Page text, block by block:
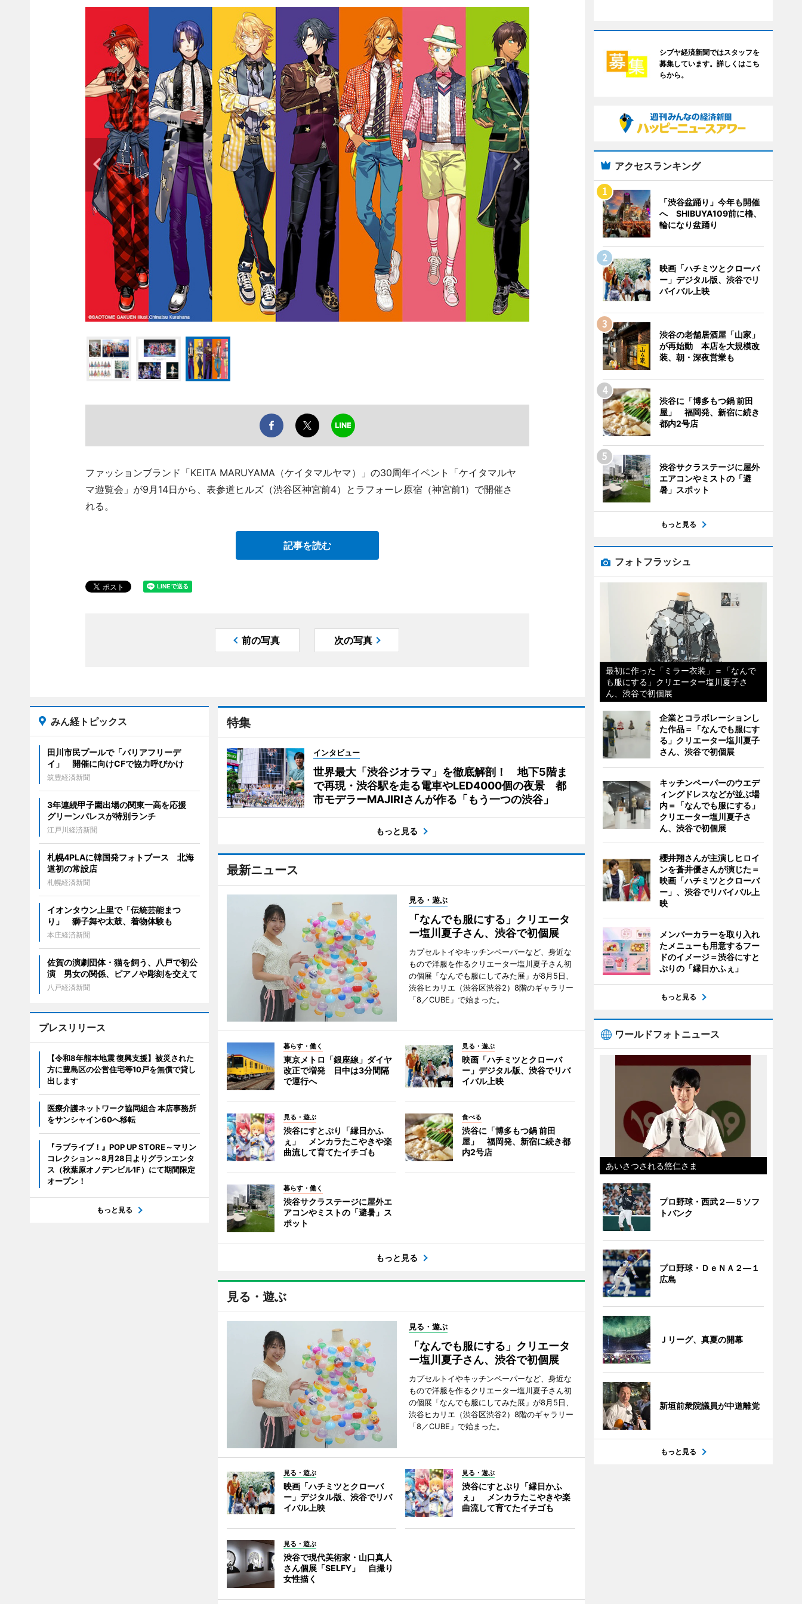
ファッションブランド「KEITA MARUYAMA（ケイタマルヤマ）」の30周年イベント「ケイタマルヤ
マ遊覧会」が9月14日から、表参道ヒルズ（渋谷区神宮前4）とラフォーレ原宿（神宮前1）で開催さ
れる。
記事を読む
前の写真 次の写真
特集
インタビュー
世界最大「渋谷ジオラマ」を徹底解剖！ 地下5階ま
で再現・渋谷駅を走る電車やLED4000個の夜景 都
市モデラーMAJIRIさんが作る「もう一つの渋谷」
もっと見る
最新ニュース
見る・遊ぶ
「なんでも服にする」クリエータ
ー塩川夏子さん、渋谷で初個展
カプセルトイやキッチンペーパーなど、身近な
もので洋服を作るクリエーター塩川夏子さん初
の個展「なんでも服にしてみた展」が8月5日、
渋谷ヒカリエ（渋谷区渋谷2）8階のギャラリー
「8／CUBE」で始まった。
暮らす・働く
東京メトロ「銀座線」ダイヤ
改正で増発 日中は3分間隔
で運行へ
見る・遊ぶ
映画「ハチミツとクローバ
ー」デジタル版、渋谷でリバ
イバル上映
見る・遊ぶ
渋谷にすとぷり「縁日かふ
ぇ」 メンカラたこやきや楽
曲流して育てたイチゴも
食べる
渋谷に「博多もつ鍋 前田
屋」 福岡発、新宿に続き都
内2号店
暮らす・働く
渋谷サクラステージに屋外エ
アコンやミストの「避暑」ス
ポット
もっと見る
見る・遊ぶ
見る・遊ぶ
「なんでも服にする」クリエータ
ー塩川夏子さん、渋谷で初個展
カプセルトイやキッチンペーパーなど、身近な
もので洋服を作るクリエーター塩川夏子さん初
の個展「なんでも服にしてみた展」が8月5日、
渋谷ヒカリエ（渋谷区渋谷2）8階のギャラリー
「8／CUBE」で始まった。
見る・遊ぶ
映画「ハチミツとクローバ
ー」デジタル版、渋谷でリバ
イバル上映
見る・遊ぶ
渋谷にすとぷり「縁日かふ
ぇ」 メンカラたこやきや楽
曲流して育てたイチゴも
見る・遊ぶ
渋谷で現代美術家・山口真人
さん個展「SELFY」 自撮り
女性描く
みん経トピックス
田川市民プールで「バリアフリーデ
イ」 開催に向けCFで協力呼びかけ
筑豊経済新聞
3年連続甲子園出場の関東一高を応援
グリーンパレスが特別ランチ
江戸川経済新聞
札幌4PLAに韓国発フォトブース 北海
道初の常設店
札幌経済新聞
イオンタウン上里で「伝統芸能まつ
り」 獅子舞や太鼓、着物体験も
本庄経済新聞
佐賀の演劇団体・猫を飼う、八戸で初公
演 男女の関係、ピアノや彫刻を交えて
八戸経済新聞
プレスリリース
【令和8年熊本地震 復興支援】被災された
方に豊島区の公営住宅等10戸を無償で貸し
出します
医療介護ネットワーク協同組合 本店事務所
をサンシャイン60へ移転
『ラブライブ！』POP UP STORE～マリン
コレクション～8月28日よりグランエンタ
ス（秋葉原オノデンビル1F）にて期間限定
オープン！
もっと見る
シブヤ経済新聞ではスタッフを
募集しています。詳しくはこち
らから。
アクセスランキング
「渋谷盆踊り」今年も開催
へ SHIBUYA109前に櫓、
輪になり盆踊り
映画「ハチミツとクローバ
ー」デジタル版、渋谷でリ
バイバル上映
渋谷の老舗居酒屋「山家」
が再始動 本店を大規模改
装、朝・深夜営業も
渋谷に「博多もつ鍋 前田
屋」 福岡発、新宿に続き
都内2号店
渋谷サクラステージに屋外
エアコンやミストの「避
暑」スポット
もっと見る
フォトフラッシュ
最初に作った「ミラー衣装」＝「なんで
も服にする」クリエーター塩川夏子さ
ん、渋谷で初個展
企業とコラボレーションし
た作品＝「なんでも服にす
る」クリエーター塩川夏子
さん、渋谷で初個展
キッチンペーパーのウエデ
ィングドレスなどが並ぶ場
内＝「なんでも服にする」
クリエーター塩川夏子さ
ん、渋谷で初個展
櫻井翔さんが主演しヒロイ
ンを蒼井優さんが演じた＝
映画「ハチミツとクローバ
ー」、渋谷でリバイバル上
映
メンバーカラーを取り入れ
たメニューも用意するフー
ドのイメージ＝渋谷にすと
ぷりの「縁日かふぇ」
もっと見る
ワールドフォトニュース
あいさつされる悠仁さま
プロ野球・西武２―５ソフ
トバンク
プロ野球・ＤｅＮＡ２―１
広島
Ｊリーグ、真夏の開幕
新垣前衆院議員が中道離党
もっと見る